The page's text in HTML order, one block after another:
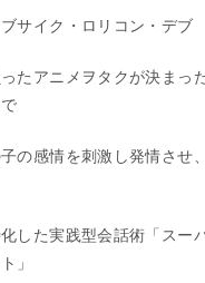
サイク・ロリコン・デブ
たアニメヲタクが決まっ
の感情を刺激し発情させ
した実践型会話術「スー
」